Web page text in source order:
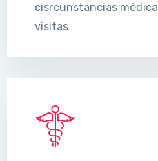
cisrcunstancias
visitas